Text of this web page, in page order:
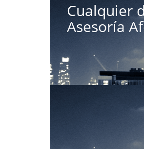
Cualquier
Asesoría